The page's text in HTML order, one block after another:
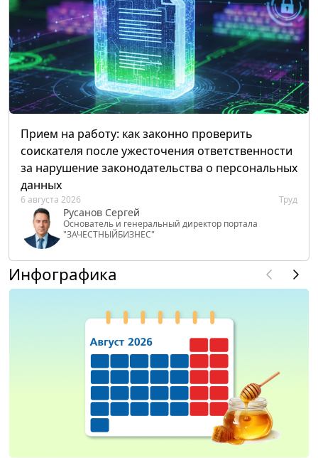
Прием на работу: как законно проверить
соискателя после ужесточения ответственности
за нарушение законодательства о персональных
данных
6 августа 2026 Труд
Русанов Сергей
Основатель и генеральный директор портала
"ЗАЧЕСТНЫЙБИЗНЕС"
Инфографика